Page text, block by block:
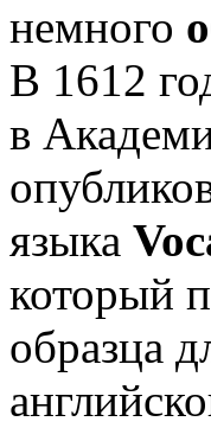
немного
В 1612
в
языка
который
образца